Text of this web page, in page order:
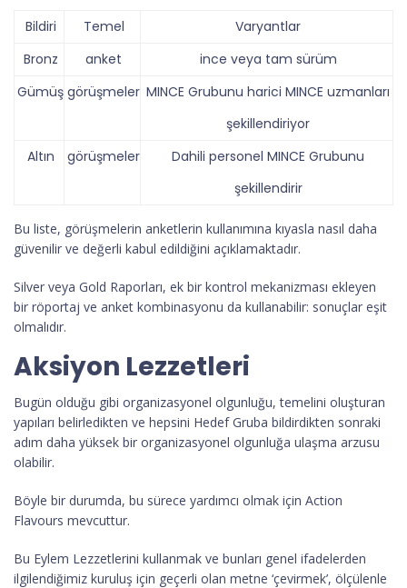
Bildiri Temel
Varyantlar
Bronz
anket
ince veya tam sürüm
Gümüş görüşmeler MINCE Grubunu harici MINCE uzmanları
şekillendiriyor
Altın
görüşmeler
Dahili personel MINCE Grubunu
şekillendirir
Bu liste, görüşmelerin anketlerin kullanımına kıyasla nasıl daha
güvenilir ve değerli kabul edildiğini açıklamaktadır.
Silver veya Gold Raporları, ek bir kontrol mekanizması ekleyen
bir röportaj ve anket kombinasyonu da kullanabilir: sonuçlar eşit
olmalıdır.
Aksiyon Lezzetleri
Bugün olduğu gibi organizasyonel olgunluğu, temelini oluşturan
yapıları belirledikten ve hepsini Hedef Gruba bildirdikten sonraki
adım daha yüksek bir organizasyonel olgunluğa ulaşma arzusu
olabilir.
Böyle bir durumda, bu sürece yardımcı olmak için Action
Flavours mevcuttur.
Bu Eylem Lezzetlerini kullanmak ve bunları genel ifadelerden
ilgilendiğimiz kuruluş için geçerli olan metne ‘çevirmek’, ölçülenle